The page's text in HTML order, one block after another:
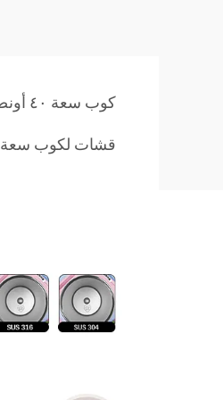
كوب سعة ٤٠ أونصة مع مقبض وقشّة
قشات لكوب سعة ٣٠ أونصة